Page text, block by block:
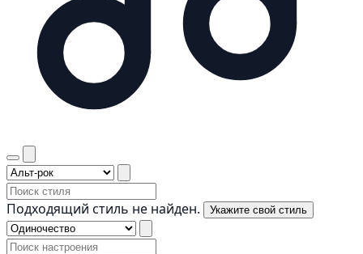
Подходящий стиль не найден. Укажите свой стиль